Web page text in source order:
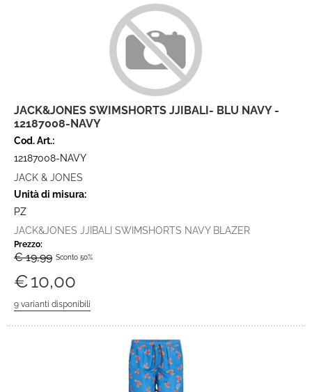
JACK&JONES SWIMSHORTS JJIBALI- BLU NAVY -
12187008-NAVY
Cod. Art.:
12187008-NAVY
JACK & JONES
Unità di misura:
PZ
JACK&JONES JJIBALI SWIMSHORTS NAVY BLAZER
Prezzo:
€ 19,99 Sconto 50%
€10,00